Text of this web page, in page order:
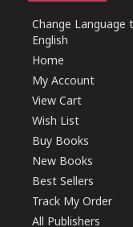
Change Language
English
Home
My Account
View Cart
Wish List
Buy Books
New Books
Best Sellers
Track My Order
All Publishers